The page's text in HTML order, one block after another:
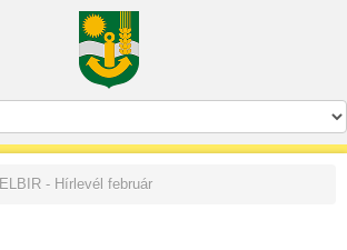
ELBIR - Hírlevél február